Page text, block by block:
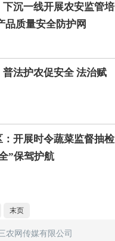
沉一线开展农安监管培
品质量安全防护网
法护农促安全 法治赋
开展时令蔬菜监督抽检
”保驾护航
末页
农网传媒有限公司